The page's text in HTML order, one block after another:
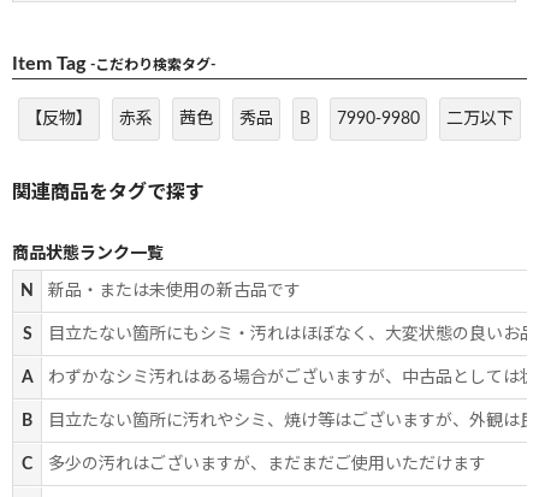
Item Tag -こだわり検索タグ-
【反物】 赤系 茜色 秀品 B 7990-9980 二万以下
商品状態ランク一覧
N 新品・または未使用の新古品です
S 目立たない箇所にもシミ・汚れはほぼなく、大変状態の良いお
A わずかなシミ汚れはある場合がございますが、中古品としては
B 目立たない箇所に汚れやシミ、焼け等はございますが、外観は
C 多少の汚れはございますが、まだまだご使用いただけます